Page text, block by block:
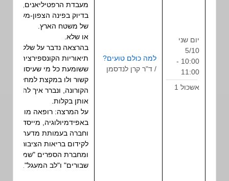
למה כולם טועים?
/ ד"ר קרן לנדסמן
מעבדת הרפטיליאנים,
בדיוק בפינה הצפון-מערבית
של משטח הארץ.
בהרצאה נדבר על שלל
תיאוריות הקונספירציה
ששומעת כל מי שעיסוקה
קשור ולו במקצת למחלת
הקורונה, ונברר איך להפריך
אותן בקלות.
על המרצה: רופאה מומחית
באפידמיולוגיה, מייסדת
וחברה בעמותת מדעת
לקידום בריאות הציבור,
ומחברת הספרים "שמים
שבורים" ו"לב המעגל".